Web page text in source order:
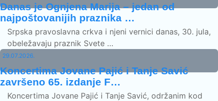
Danas je Ognjena Marija – jedan od
najpoštovanijih praznika …
Srpska pravoslavna crkva i njeni vernici danas, 30. jula,
obeležavaju praznik Svete …
29.07.2026.
Koncertima Jovane Pajić i Tanje Savić
završeno 65. izdanje F…
Koncertima Jovane Pajić i Tanje Savić, održanim kod